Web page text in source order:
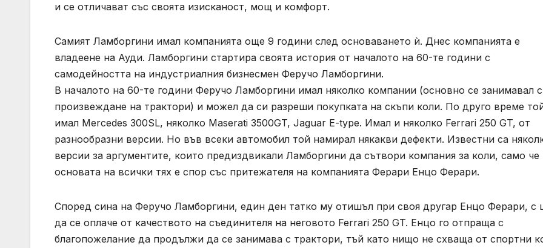
и се отличават със своята изисканост, мощ и комфорт.
Самият Ламборгини имал компанията още 9 години след основаването ѝ. Днес компанията е
владеене на Ауди. Ламборгини стартира своята история от началото на 60-те години с
самодейността на индустриалния бизнесмен Феручо Ламборгини.
В началото на 60-те години Феручо Ламборгини имал няколко компании (основно се занимавал с
произвеждане на трактори) и можел да си разреши покупката на скъпи коли. По друго време
имал Mercedes 300SL, няколко Maserati 3500GT, Jaguar E-type. Имал и няколко Ferrari 250 GT, от
разнообразни версии. Но във всеки автомобил той намирал някакви дефекти. Известни са
версии за аргументите, които предиздвикали Ламборгини да сътвори компания за коли, само че
основата на всички тях е спор със притежателя на компанията Ферари Енцо Ферари.
Според сина на Феручо Ламборгини, един ден татко му отишъл при своя другар Енцо Ферари, с
да се оплаче от качеството на съединителя на неговото Ferrari 250 GT. Енцо го отпраща с
благопожелание да продължи да се занимава с трактори, тъй като нищо не схваща от спортни